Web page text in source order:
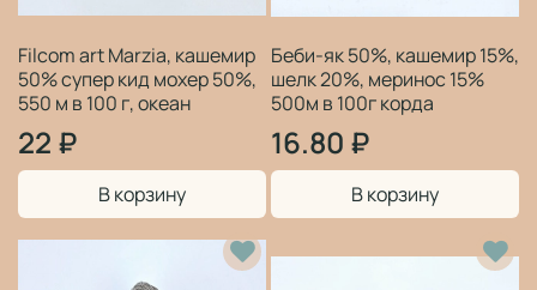
Filcom art Marzia, кашемир
50% супер кид мохер 50%,
550 м в 100 г, океан
22 ₽
В корзину
Беби-як 50%, кашемир 15%,
шелк 20%, меринос 15%
500м в 100г корда
16.80 ₽
В корзину